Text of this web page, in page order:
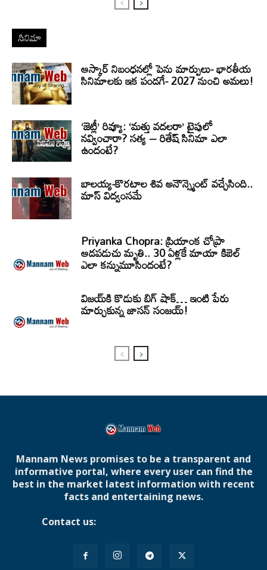
సినిమా
ఆస్కార్ నిబంధనల్లో పెను మార్పులు- భారతీయ
సినిమాలకు ఇక పండగే- 2027 నుంచి అమలు!
‘జెట్లీ’ రివ్యూ: ‘మత్తు వదలరా’ టైపులో
నవ్వించారా? సత్య – రితేష్ సినిమా ఎలా
ఉందంటే?
బాలయ్య-కొరటాల శివ అనౌన్స్మెంట్ వచ్చేసింది..
మాస్ విద్వంసమే
Priyanka Chopra: ప్రియాంక చోప్రా
ఆడపడుచు మృతి.. 30 ఏళ్లకే మాయా కిబెల్
ఎలా కన్నుమూసిందంటే?
విజయ్‌కి కొడుకు బిగ్ షాక్… ఇంటి పేరు
మార్చుకున్న జాసన్ సంజయ్!
Mannam News promises to be a transparent and
informative portal, where every user can find the
best in the market latest information with recent
facts and entertaining news.
Contact us: